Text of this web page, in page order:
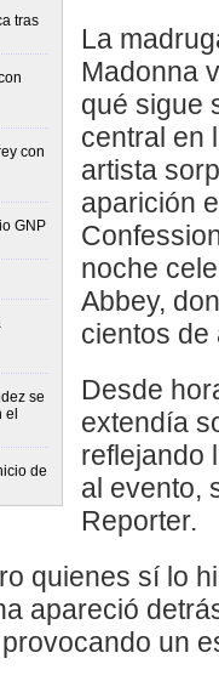
tras
con
GNP
se
de
La
Madonna
qué sigue
central en
artista
aparición
noche
Abbey,
cientos de
Desde
extendía
reflejando
al evento,
Reporter.
quienes sí lo
apareció
un